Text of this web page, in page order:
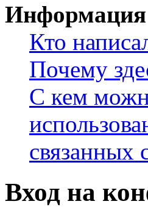
Информация
Кто
Почему
С кем
связанных
Вход на